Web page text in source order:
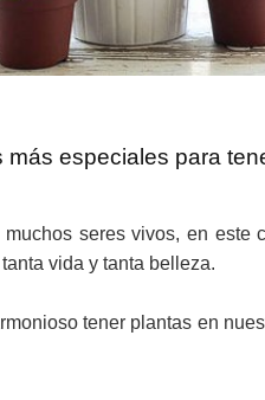
más especiales para
seres vivos, en este
vida y tanta belleza.
tener plantas en